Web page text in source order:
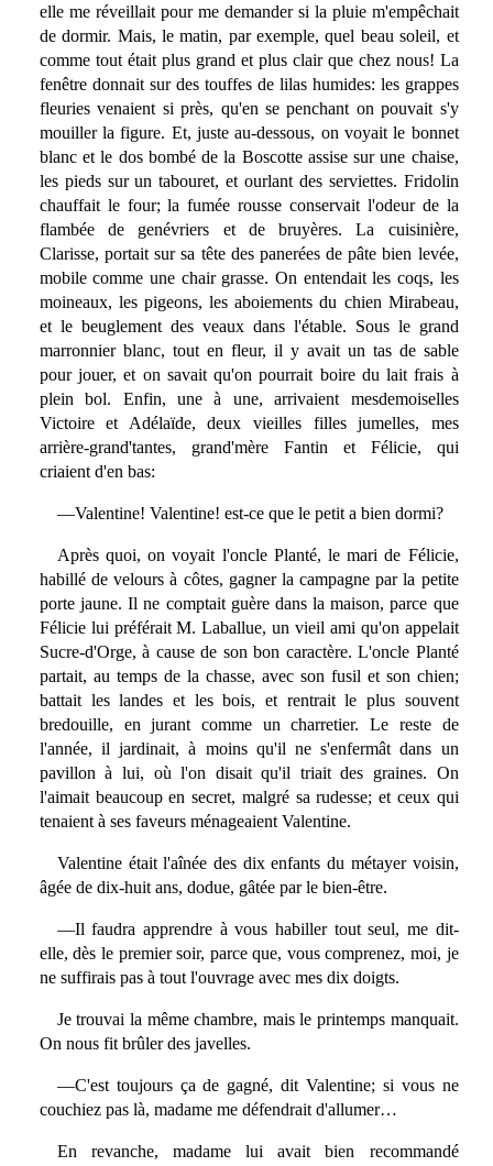
elle me réveillait pour me demander si la pluie m'empêchait
de dormir. Mais, le matin, par exemple, quel beau soleil, et
comme tout était plus grand et plus clair que chez nous! La
fenêtre donnait sur des touffes de lilas humides: les grappes
fleuries venaient si près, qu'en se penchant on pouvait s'y
mouiller la figure. Et, juste au-dessous, on voyait le bonnet
blanc et le dos bombé de la Boscotte assise sur une chaise,
les pieds sur un tabouret, et ourlant des serviettes. Fridolin
chauffait le four; la fumée rousse conservait l'odeur de la
flambée de genévriers et de bruyères. La cuisinière,
Clarisse, portait sur sa tête des panerées de pâte bien levée,
mobile comme une chair grasse. On entendait les coqs, les
moineaux, les pigeons, les aboiements du chien Mirabeau,
et le beuglement des veaux dans l'étable. Sous le grand
marronnier blanc, tout en fleur, il y avait un tas de sable
pour jouer, et on savait qu'on pourrait boire du lait frais à
plein bol. Enfin, une à une, arrivaient mesdemoiselles
Victoire et Adélaïde, deux vieilles filles jumelles, mes
arrière-grand'tantes, grand'mère Fantin et Félicie, qui
criaient d'en bas:
—Valentine! Valentine! est-ce que le petit a bien dormi?
Après quoi, on voyait l'oncle Planté, le mari de Félicie,
habillé de velours à côtes, gagner la campagne par la petite
porte jaune. Il ne comptait guère dans la maison, parce que
Félicie lui préférait M. Laballue, un vieil ami qu'on appelait
Sucre-d'Orge, à cause de son bon caractère. L'oncle Planté
partait, au temps de la chasse, avec son fusil et son chien;
battait les landes et les bois, et rentrait le plus souvent
bredouille, en jurant comme un charretier. Le reste de
l'année, il jardinait, à moins qu'il ne s'enfermât dans un
pavillon à lui, où l'on disait qu'il triait des graines. On
l'aimait beaucoup en secret, malgré sa rudesse; et ceux qui
tenaient à ses faveurs ménageaient Valentine.
Valentine était l'aînée des dix enfants du métayer voisin,
âgée de dix-huit ans, dodue, gâtée par le bien-être.
—Il faudra apprendre à vous habiller tout seul, me dit-
elle, dès le premier soir, parce que, vous comprenez, moi, je
ne suffirais pas à tout l'ouvrage avec mes dix doigts.
Je trouvai la même chambre, mais le printemps manquait.
On nous fit brûler des javelles.
—C'est toujours ça de gagné, dit Valentine; si vous ne
couchiez pas là, madame me défendrait d'allumer…
En revanche, madame lui avait bien recommandé